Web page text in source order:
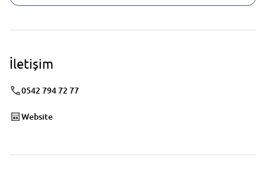
İletişim
0542 794 72 77
Website